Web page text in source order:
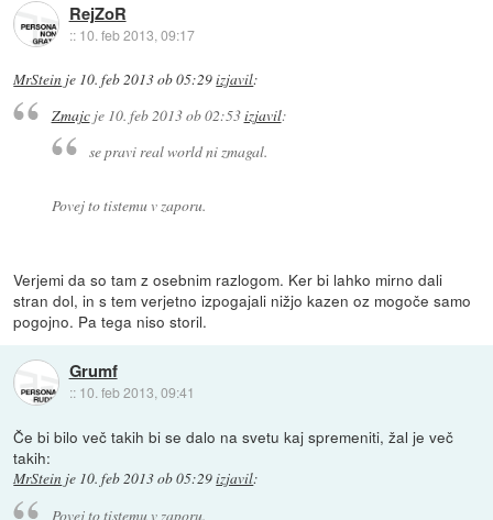
RejZoR
:: 10. feb 2013, 09:17
MrStein je 10. feb 2013 ob 05:29izjavil:
Zmajcje 10. feb 2013 ob 02:53izjavil:
se pravi real world ni zmagal.
Povej to tistemu v zaporu.
Verjemi da so tam z osebnim razlogom. Ker bi lahko mirno dali
stran dol, in s tem verjetno izpogajali nižjo kazen oz mogoče samo
pogojno. Pa tega niso storil.
Grumf
:: 10. feb 2013, 09:41
Če bi bilo več takih bi se dalo na svetu kaj spremeniti, žal je več
takih:
MrStein je 10. feb 2013 ob 05:29izjavil:
Povej to tistemu v zaporu.